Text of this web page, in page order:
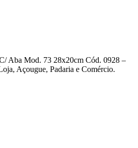
Aba Mod. 73 28x20cm Cód. 0928 –
Açougue, Padaria e Comércio.